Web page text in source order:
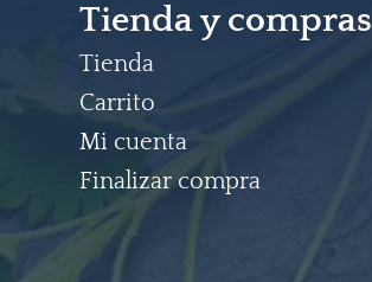
Tienda y compras
Tienda
Carrito
Mi cuenta
Finalizar compra